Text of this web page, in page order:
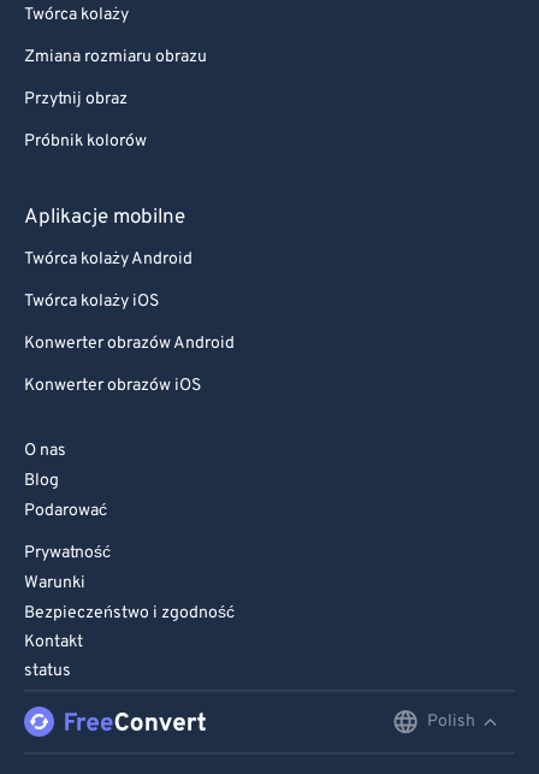
Twórca kolaży
Zmiana rozmiaru obrazu
Przytnij obraz
Próbnik kolorów
Aplikacje mobilne
Twórca kolaży Android
Twórca kolaży iOS
Konwerter obrazów Android
Konwerter obrazów iOS
O nas
Blog
Podarować
Prywatność
Warunki
Bezpieczeństwo i zgodność
Kontakt
status
Polish